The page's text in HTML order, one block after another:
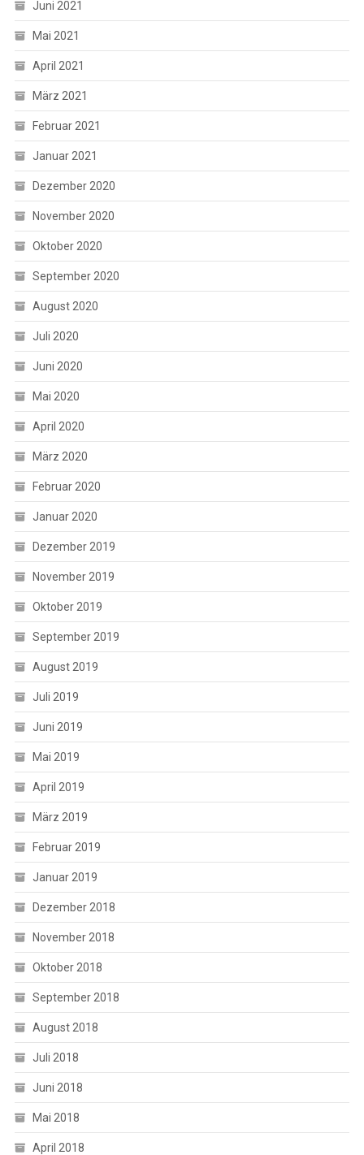
Juni 2021
Mai 2021
April 2021
März 2021
Februar 2021
Januar 2021
Dezember 2020
November 2020
Oktober 2020
September 2020
August 2020
Juli 2020
Juni 2020
Mai 2020
April 2020
März 2020
Februar 2020
Januar 2020
Dezember 2019
November 2019
Oktober 2019
September 2019
August 2019
Juli 2019
Juni 2019
Mai 2019
April 2019
März 2019
Februar 2019
Januar 2019
Dezember 2018
November 2018
Oktober 2018
September 2018
August 2018
Juli 2018
Juni 2018
Mai 2018
April 2018